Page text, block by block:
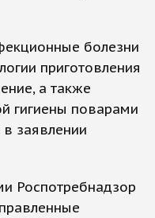
болезни
приготовления
а также
гигиены поварами
заявлении
Роспотребнадзор